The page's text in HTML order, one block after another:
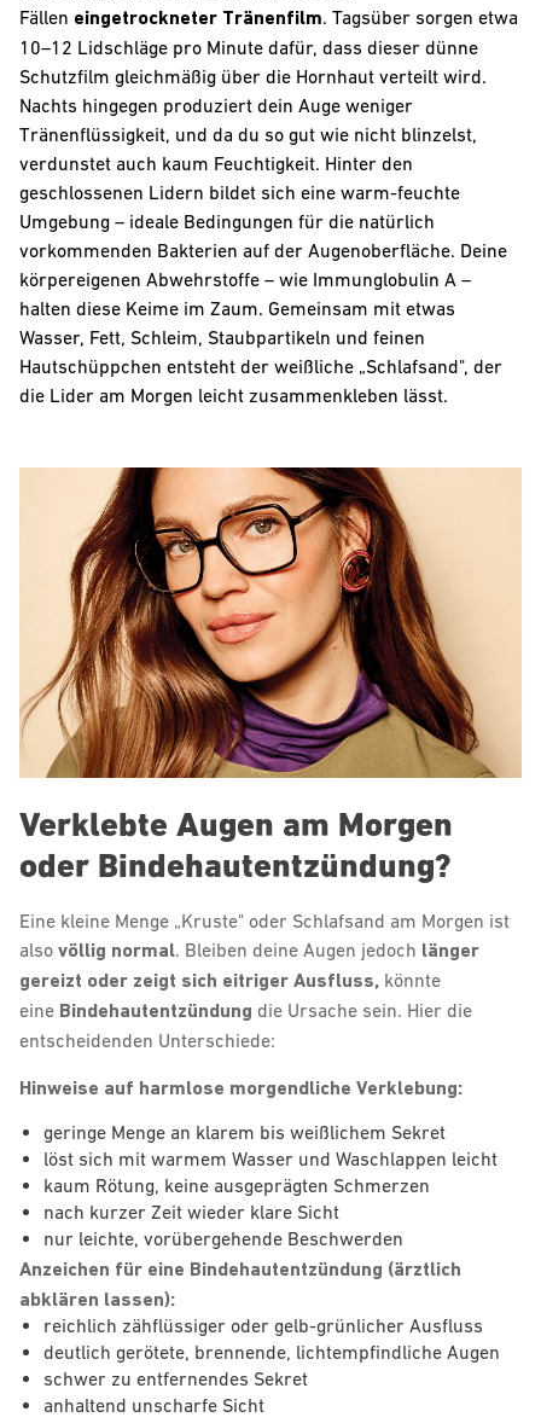
Fällen eingetrockneter Tränenfilm. Tagsüber sorgen etwa
10–12 Lidschläge pro Minute dafür, dass dieser dünne
Schutzfilm gleichmäßig über die Hornhaut verteilt wird.
Nachts hingegen produziert dein Auge weniger
Tränenflüssigkeit, und da du so gut wie nicht blinzelst,
verdunstet auch kaum Feuchtigkeit. Hinter den
geschlossenen Lidern bildet sich eine warm-feuchte
Umgebung – ideale Bedingungen für die natürlich
vorkommenden Bakterien auf der Augenoberfläche. Deine
körpereigenen Abwehrstoffe – wie Immunglobulin A –
halten diese Keime im Zaum. Gemeinsam mit etwas
Wasser, Fett, Schleim, Staubpartikeln und feinen
Hautschüppchen entsteht der weißliche „Schlafsand", der
die Lider am Morgen leicht zusammenkleben lässt.
Verklebte Augen am Morgen
oder Bindehautentzündung?
Eine kleine Menge „Kruste" oder Schlafsand am Morgen ist
also völlig normal. Bleiben deine Augen jedoch länger
gereizt oder zeigt sich eitriger Ausfluss, könnte
eine Bindehautentzündung die Ursache sein. Hier die
entscheidenden Unterschiede:
Hinweise auf harmlose morgendliche Verklebung:
geringe Menge an klarem bis weißlichem Sekret
löst sich mit warmem Wasser und Waschlappen leicht
kaum Rötung, keine ausgeprägten Schmerzen
nach kurzer Zeit wieder klare Sicht
nur leichte, vorübergehende Beschwerden
Anzeichen für eine Bindehautentzündung (ärztlich
abklären lassen):
reichlich zähflüssiger oder gelb-grünlicher Ausfluss
deutlich gerötete, brennende, lichtempfindliche Augen
schwer zu entfernendes Sekret
anhaltend unscharfe Sicht